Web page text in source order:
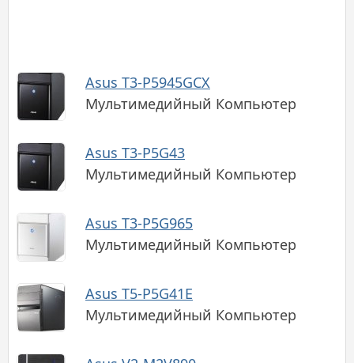
Asus T3-P5945GCX
Мультимедийный Компьютер
Asus T3-P5G43
Мультимедийный Компьютер
Asus T3-P5G965
Мультимедийный Компьютер
Asus T5-P5G41E
Мультимедийный Компьютер